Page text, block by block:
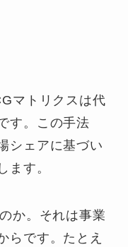
マトリクスは代
す。この手法
シェアに基づい
ます。
か。それは事業
らです。たとえ